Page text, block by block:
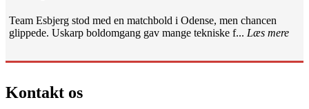
Team Esbjerg stod med en matchbold i Odense, men chancen
glippede. Uskarp boldomgang gav mange tekniske f... Læs mere
Kontakt os